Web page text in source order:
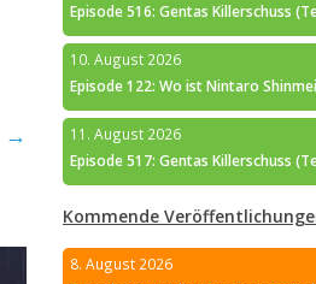
→
Episode 516: Gentas Killerschuss
10. August 2026
Episode 122: Wo ist Nintaro
11. August 2026
Episode 517: Gentas Killerschuss
Kommende
8. August 2026